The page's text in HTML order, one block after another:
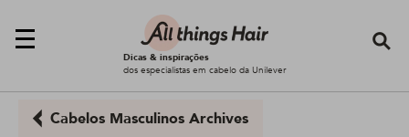
Dicas & inspirações
dos especialistas em cabelo da Unilever
Cabelos Masculinos Archives